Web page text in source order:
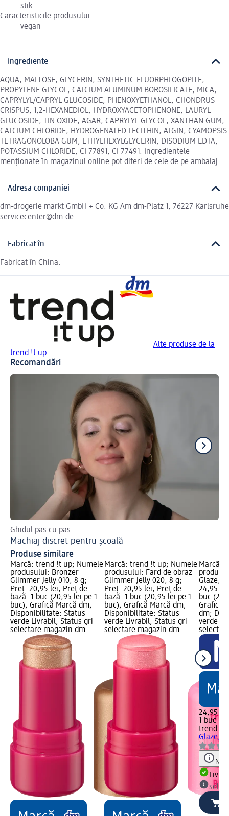
stik
Caracteristicile produsului:
vegan
Ingrediente
AQUA, MALTOSE, GLYCERIN, SYNTHETIC FLUORPHLOGOPITE,
PROPYLENE GLYCOL, CALCIUM ALUMINUM BOROSILICATE, MICA,
CAPRYLYL/CAPRYL GLUCOSIDE, PHENOXYETHANOL, CHONDRUS
CRISPUS, 1,2-HEXANEDIOL, HYDROXYACETOPHENONE, LAURYL
GLUCOSIDE, TIN OXIDE, AGAR, CAPRYLYL GLYCOL, XANTHAN GUM,
CALCIUM CHLORIDE, HYDROGENATED LECITHIN, ALGIN, CYAMOPSIS
TETRAGONOLOBA GUM, ETHYLHEXYLGLYCERIN, DISODIUM EDTA,
POTASSIUM CHLORIDE, CI 77891, CI 77491. Ingredientele
menționate în magazinul online pot diferi de cele de pe ambalaj.
Adresa companiei
dm-drogerie markt GmbH + Co. KG Am dm-Platz 1, 76227 Karlsruhe
servicecenter@dm.de
Fabricat în
Fabricat în China.
Alte produse de la
trend !t up
Recomandări
Ghidul pas cu pas
Machiaj discret pentru școală
Produse similare
Marcă: trend !t up; Numele
produsului: Bronzer
Glimmer Jelly 010, 8 g;
Preț: 20,95 lei; Preț de
bază: 1 buc (20,95 lei pe 1
buc); Grafică Marcă dm;
Disponibilitate: Status
verde Livrabil, Status gri
selectare magazin dm
Marcă: trend !t up; Numele
produsului: Fard de obraz
Glimmer Jelly 020, 8 g;
Preț: 20,95 lei; Preț de
bază: 1 buc (20,95 lei pe 1
buc); Grafică Marcă dm;
Disponibilitate: Status
verde Livrabil, Status gri
selectare magazin dm
Marcă:
Glaze,
24,95
buc
Grafică
dm;
verde
24,95 lei
1 buc
trend !t
Glaze,
Notă